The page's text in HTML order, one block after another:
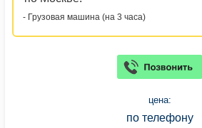
- Грузовая машина (на 3 часа)
цена:
по телефону